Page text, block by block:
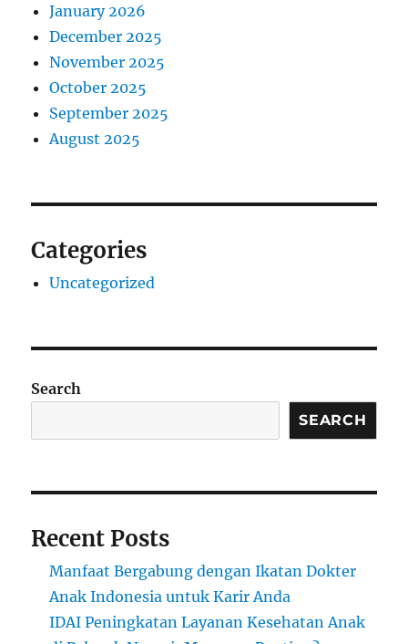
January 2026
December 2025
November 2025
October 2025
September 2025
August 2025
Categories
Uncategorized
Search
SEARCH
Recent Posts
Manfaat Bergabung dengan Ikatan Dokter
Anak Indonesia untuk Karir Anda
IDAI Peningkatan Layanan Kesehatan Anak